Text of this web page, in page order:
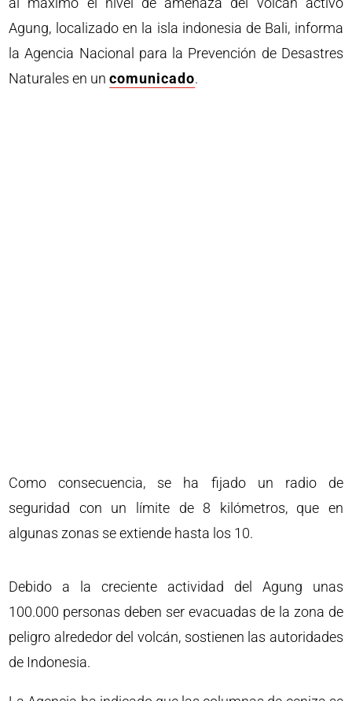
Agung, localizado en la isla indonesia de Bali, informa
la Agencia Nacional para la Prevención de Desastres
Naturales en uncomunicado.
Como consecuencia, se ha fijado un radio de
seguridad con un límite de 8 kilómetros, que en
algunas zonas se extiende hasta los 10.
Debido a la creciente actividad del Agung unas
100.000 personas deben ser evacuadas de la zona de
peligro alrededor del volcán, sostienen las autoridades
de Indonesia.